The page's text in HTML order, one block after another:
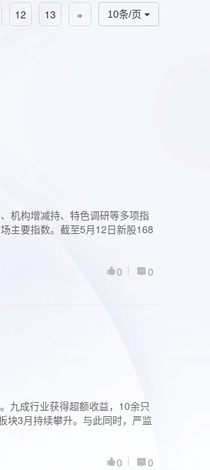
10条/页
12 13 »
机构增减持、特色调研等多项指
主要指数。截至5月12日新股168
0
0
九成行业获得超额收益，10余只
块3月持续攀升。与此同时，严监
0
0